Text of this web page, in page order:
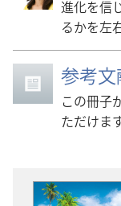
進化を信
るかを左
参考文
この冊子
ただけます